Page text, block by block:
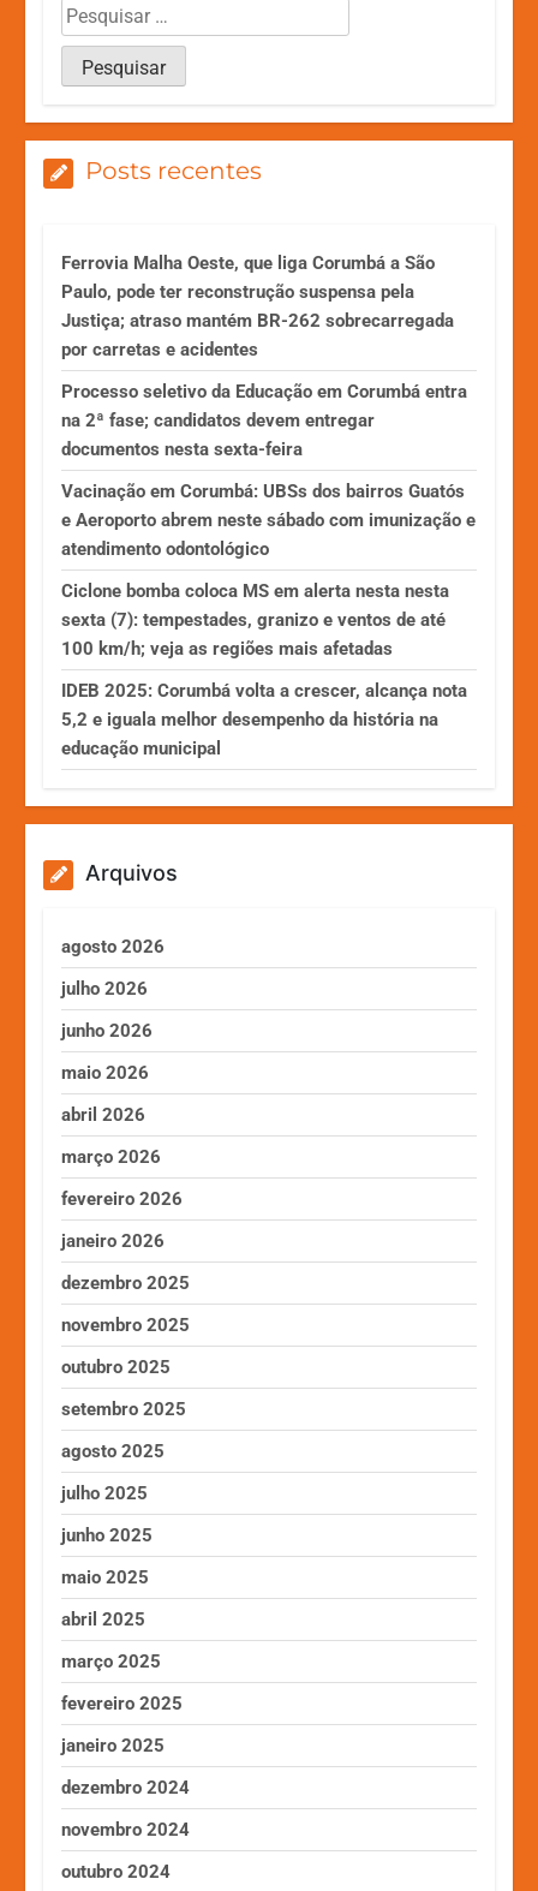
Posts recentes
Ferrovia Malha Oeste, que liga Corumbá a São
Paulo, pode ter reconstrução suspensa pela
Justiça; atraso mantém BR-262 sobrecarregada
por carretas e acidentes
Processo seletivo da Educação em Corumbá entra
na 2ª fase; candidatos devem entregar
documentos nesta sexta-feira
Vacinação em Corumbá: UBSs dos bairros Guatós
e Aeroporto abrem neste sábado com imunização e
atendimento odontológico
Ciclone bomba coloca MS em alerta nesta nesta
sexta (7): tempestades, granizo e ventos de até
100 km/h; veja as regiões mais afetadas
IDEB 2025: Corumbá volta a crescer, alcança nota
5,2 e iguala melhor desempenho da história na
educação municipal
Arquivos
agosto 2026
julho 2026
junho 2026
maio 2026
abril 2026
março 2026
fevereiro 2026
janeiro 2026
dezembro 2025
novembro 2025
outubro 2025
setembro 2025
agosto 2025
julho 2025
junho 2025
maio 2025
abril 2025
março 2025
fevereiro 2025
janeiro 2025
dezembro 2024
novembro 2024
outubro 2024